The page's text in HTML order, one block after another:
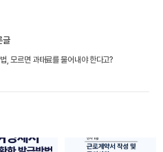
글
, 모르면 과태료를 물어내야 한다고?